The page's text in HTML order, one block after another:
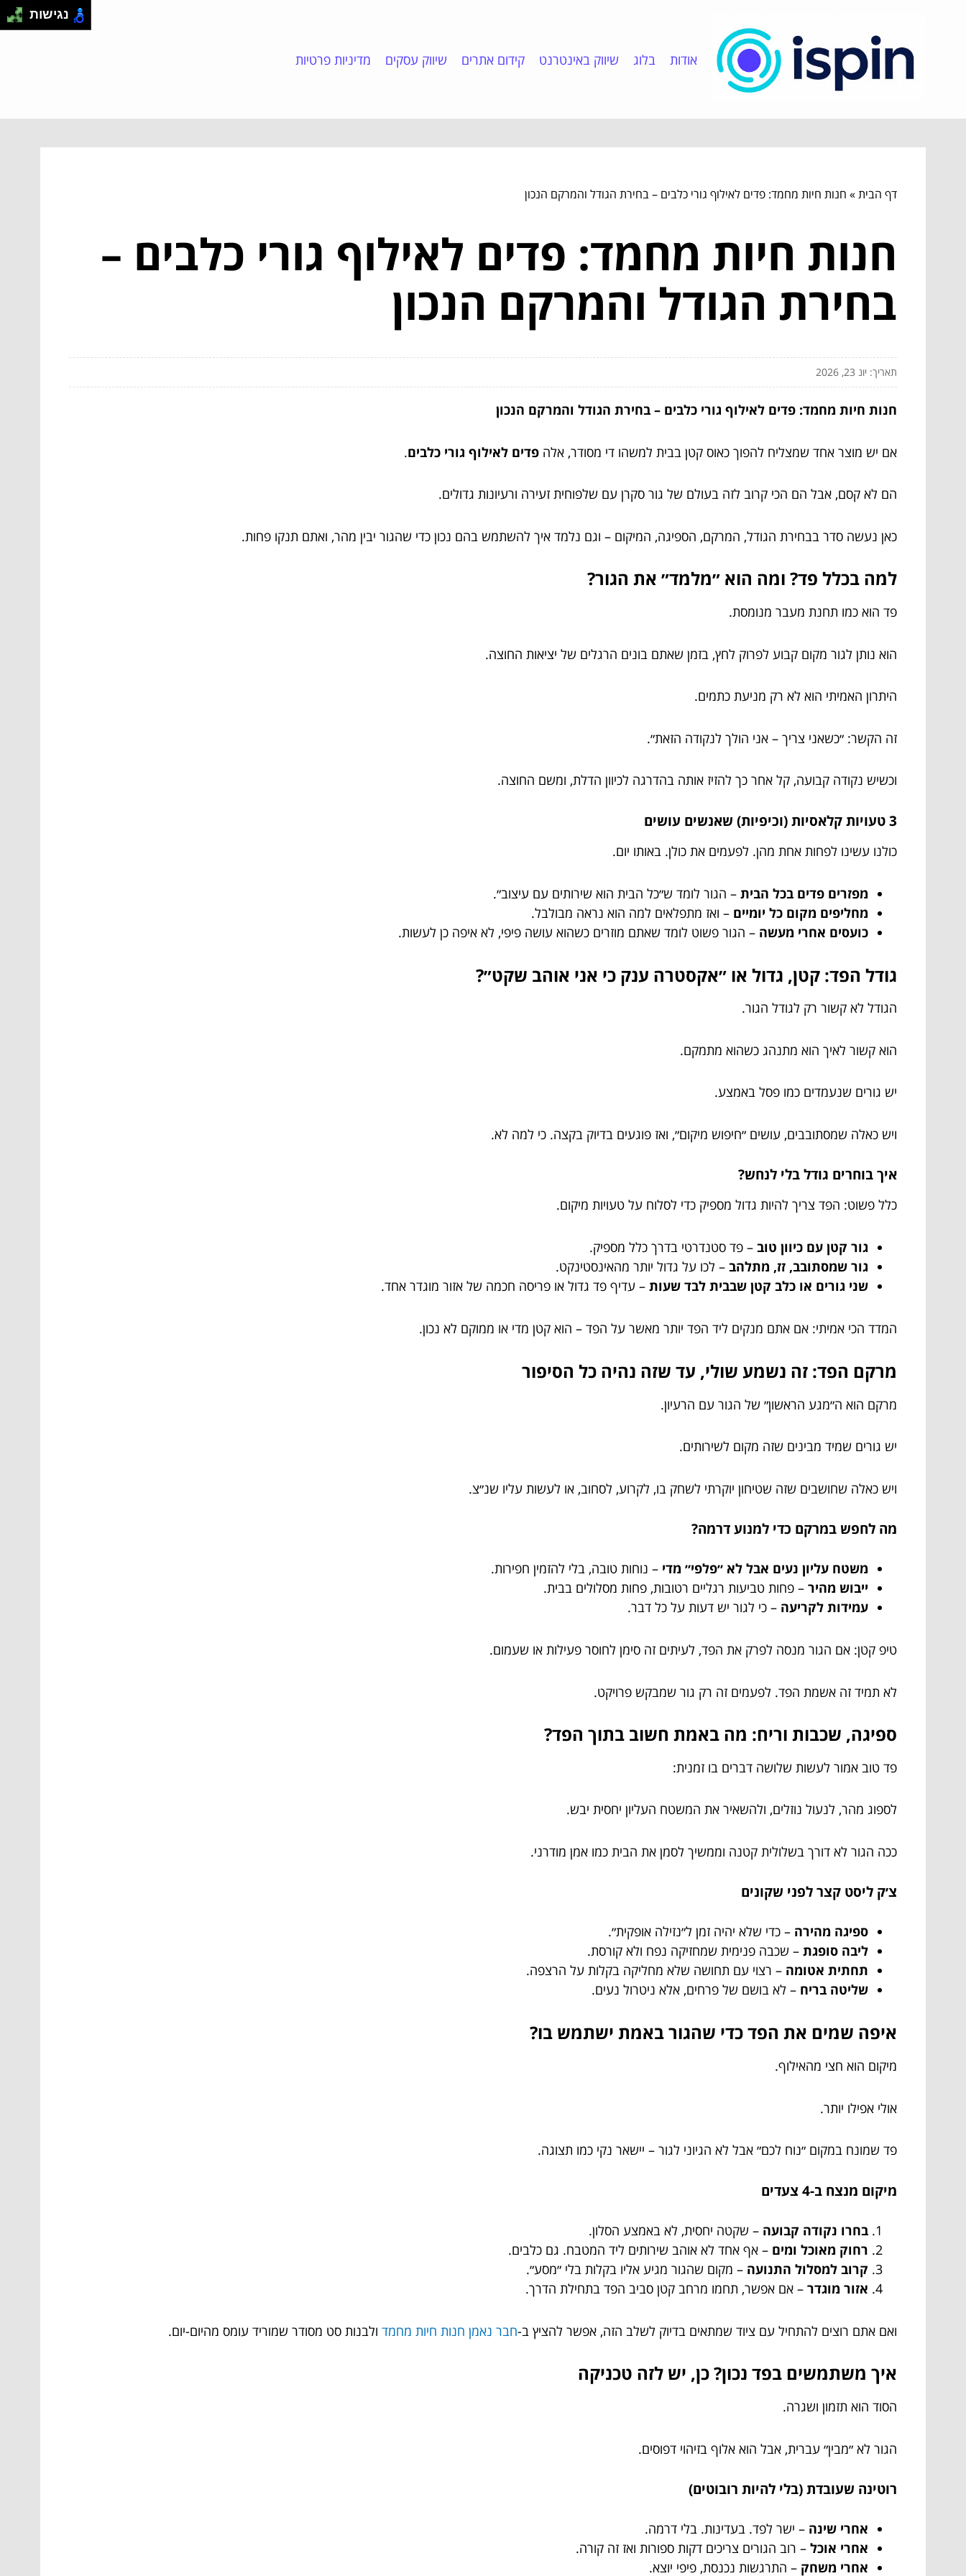
אודות בלוג שיווק באינטרנט קידום אתרים שיווק עסקים מדיניות פרטיות
דף הבית» חנות חיות מחמד: פדים לאילוף גורי כלבים – בחירת הגודל והמרקם הנכון
חנות חיות מחמד: פדים לאילוף גורי כלבים –
בחירת הגודל והמרקם הנכון
תאריך: יונ 23, 2026
חנות חיות מחמד: פדים לאילוף גורי כלבים – בחירת הגודל והמרקם הנכון
אם יש מוצר אחד שמצליח להפוך כאוס קטן בבית למשהו די מסודר, אלה פדים לאילוף גורי כלבים.
הם לא קסם, אבל הם הכי קרוב לזה בעולם של גור סקרן עם שלפוחית זעירה ורעיונות גדולים.
כאן נעשה סדר בבחירת הגודל, המרקם, הספיגה, המיקום – וגם נלמד איך להשתמש בהם נכון כדי שהגור יבין מהר, ואתם תנקו פחות.
למה בכלל פד? ומה הוא ״מלמד״ את הגור?
פד הוא כמו תחנת מעבר מנומסת.
הוא נותן לגור מקום קבוע לפרוק לחץ, בזמן שאתם בונים הרגלים של יציאות החוצה.
היתרון האמיתי הוא לא רק מניעת כתמים.
זה הקשר: ״כשאני צריך – אני הולך לנקודה הזאת״.
וכשיש נקודה קבועה, קל אחר כך להזיז אותה בהדרגה לכיוון הדלת, ומשם החוצה.
3 טעויות קלאסיות (וכיפיות) שאנשים עושים
כולנו עשינו לפחות אחת מהן. לפעמים את כולן. באותו יום.
מפזרים פדים בכל הבית – הגור לומד ש״כל הבית הוא שירותים עם עיצוב״.
מחליפים מקום כל יומיים – ואז מתפלאים למה הוא נראה מבולבל.
כועסים אחרי מעשה – הגור פשוט לומד שאתם מוזרים כשהוא עושה פיפי, לא איפה כן לעשות.
גודל הפד: קטן, גדול או ״אקסטרה ענק כי אני אוהב שקט״?
הגודל לא קשור רק לגודל הגור.
הוא קשור לאיך הוא מתנהג כשהוא מתמקם.
יש גורים שנעמדים כמו פסל באמצע.
ויש כאלה שמסתובבים, עושים ״חיפוש מיקום״, ואז פוגעים בדיוק בקצה. כי למה לא.
איך בוחרים גודל בלי לנחש?
כלל פשוט: הפד צריך להיות גדול מספיק כדי לסלוח על טעויות מיקום.
גור קטן עם כיוון טוב – פד סטנדרטי בדרך כלל מספיק.
גור שמסתובב, זז, מתלהב – לכו על גדול יותר מהאינסטינקט.
שני גורים או כלב קטן שבבית לבד שעות – עדיף פד גדול או פריסה חכמה של אזור מוגדר אחד.
המדד הכי אמיתי: אם אתם מנקים ליד הפד יותר מאשר על הפד – הוא קטן מדי או ממוקם לא נכון.
מרקם הפד: זה נשמע שולי, עד שזה נהיה כל הסיפור
מרקם הוא ה״מגע הראשון״ של הגור עם הרעיון.
יש גורים שמיד מבינים שזה מקום לשירותים.
ויש כאלה שחושבים שזה שטיחון יוקרתי לשחק בו, לקרוע, לסחוב, או לעשות עליו שנ״צ.
מה לחפש במרקם כדי למנוע דרמה?
משטח עליון נעים אבל לא ״פלפי״ מדי – נוחות טובה, בלי להזמין חפירות.
ייבוש מהיר – פחות טביעות רגליים רטובות, פחות מסלולים בבית.
עמידות לקריעה – כי לגור יש דעות על כל דבר.
טיפ קטן: אם הגור מנסה לפרק את הפד, לעיתים זה סימן לחוסר פעילות או שעמום.
לא תמיד זה אשמת הפד. לפעמים זה רק גור שמבקש פרויקט.
ספיגה, שכבות וריח: מה באמת חשוב בתוך הפד?
פד טוב אמור לעשות שלושה דברים בו זמנית:
לספוג מהר, לנעול נוזלים, ולהשאיר את המשטח העליון יחסית יבש.
ככה הגור לא דורך בשלולית קטנה וממשיך לסמן את הבית כמו אמן מודרני.
צ׳ק ליסט קצר לפני שקונים
ספיגה מהירה – כדי שלא יהיה זמן ל״נזילה אופקית״.
ליבה סופגת – שכבה פנימית שמחזיקה נפח ולא קורסת.
תחתית אטומה – רצוי עם תחושה שלא מחליקה בקלות על הרצפה.
שליטה בריח – לא בושם של פרחים, אלא ניטרול נעים.
איפה שמים את הפד כדי שהגור באמת ישתמש בו?
מיקום הוא חצי מהאילוף.
אולי אפילו יותר.
פד שמונח במקום ״נוח לכם״ אבל לא הגיוני לגור – יישאר נקי כמו תצוגה.
מיקום מנצח ב-4 צעדים
בחרו נקודה קבועה – שקטה יחסית, לא באמצע הסלון.
רחוק מאוכל ומים – אף אחד לא אוהב שירותים ליד המטבח. גם כלבים.
קרוב למסלול התנועה – מקום שהגור מגיע אליו בקלות בלי ״מסע״.
אזור מוגדר – אם אפשר, תחמו מרחב קטן סביב הפד בתחילת הדרך.
ואם אתם רוצים להתחיל עם ציוד שמתאים בדיוק לשלב הזה, אפשר להציץ ב-חבר נאמן חנות חיות מחמד ולבנות סט מסודר שמוריד עומס מהיום-יום.
איך משתמשים בפד נכון? כן, יש לזה טכניקה
הסוד הוא תזמון ושגרה.
הגור לא ״מבין״ עברית, אבל הוא אלוף בזיהוי דפוסים.
רוטינה שעובדת (בלי להיות רובוטים)
אחרי שינה – ישר לפד. בעדינות. בלי דרמה.
אחרי אוכל – רוב הגורים צריכים דקות ספורות ואז זה קורה.
אחרי משחק – התרגשות נכנסת, פיפי יוצא.
נגישות